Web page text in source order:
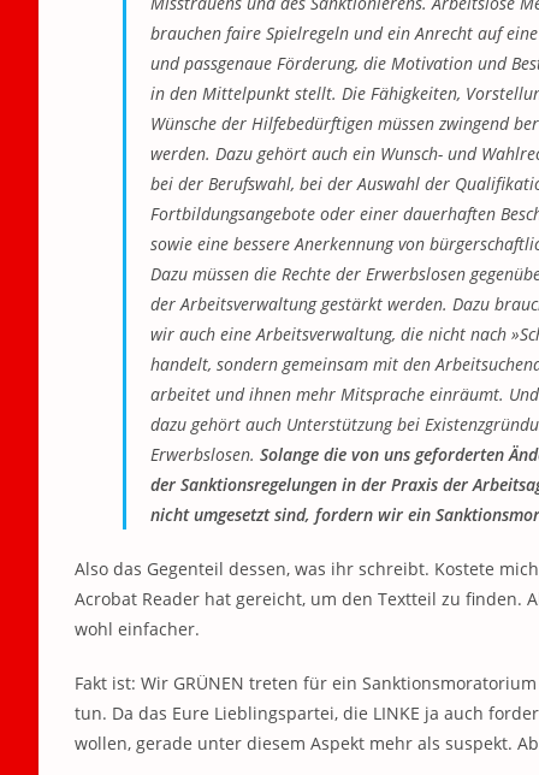
brauchen faire Spielregeln und ein Anrecht auf
und passgenaue Förderung, die Motivation und
in den Mittelpunkt stellt. Die Fähigkeiten,
Wünsche der Hilfebedürftigen müssen zwingend
werden. Dazu gehört auch ein Wunsch- und
bei der Berufswahl, bei der Auswahl der
Fortbildungsangebote oder einer dauerhaften
sowie eine bessere Anerkennung von
Dazu müssen die Rechte der Erwerbslosen
der Arbeitsverwaltung gestärkt werden. Dazu
wir auch eine Arbeitsverwaltung, die nicht nach
handelt, sondern gemeinsam mit den
arbeitet und ihnen mehr Mitsprache einräumt. Und
dazu gehört auch Unterstützung bei
Erwerbslosen. Solange die von uns geforderten
der Sanktionsregelungen in der Praxis der
nicht umgesetzt sind, fordern wir ein
Also das Gegenteil dessen, was ihr schreibt. Kostete
Acrobat Reader hat gereicht, um den Textteil zu finden.
wohl einfacher.
Fakt ist: Wir GRÜNEN treten für ein
tun. Da das Eure Lieblingspartei, die LINKE ja auch
wollen, gerade unter diesem Aspekt mehr als suspekt.